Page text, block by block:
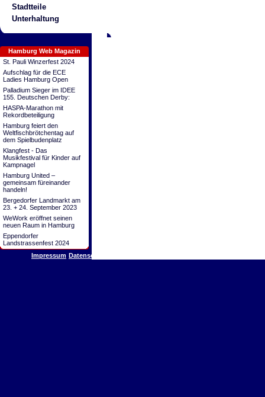
Stadtteile
Unterhaltung
Hamburg Web Magazin
St. Pauli Winzerfest 2024
Aufschlag für die ECE
Ladies Hamburg Open
Palladium Sieger im IDEE
155. Deutschen Derby:
HASPA-Marathon mit
Rekordbeteiligung
Hamburg feiert den
Weltfischbrötchentag auf
dem Spielbudenplatz
Klangfest - Das
Musikfestival für Kinder auf
Kampnagel
Hamburg United –
gemeinsam füreinander
handeln!
Bergedorfer Landmarkt am
23. + 24. September 2023
WeWork eröffnet seinen
neuen Raum in Hamburg
Eppendorfer
Landstrassenfest 2024
Impressum Datenschutz